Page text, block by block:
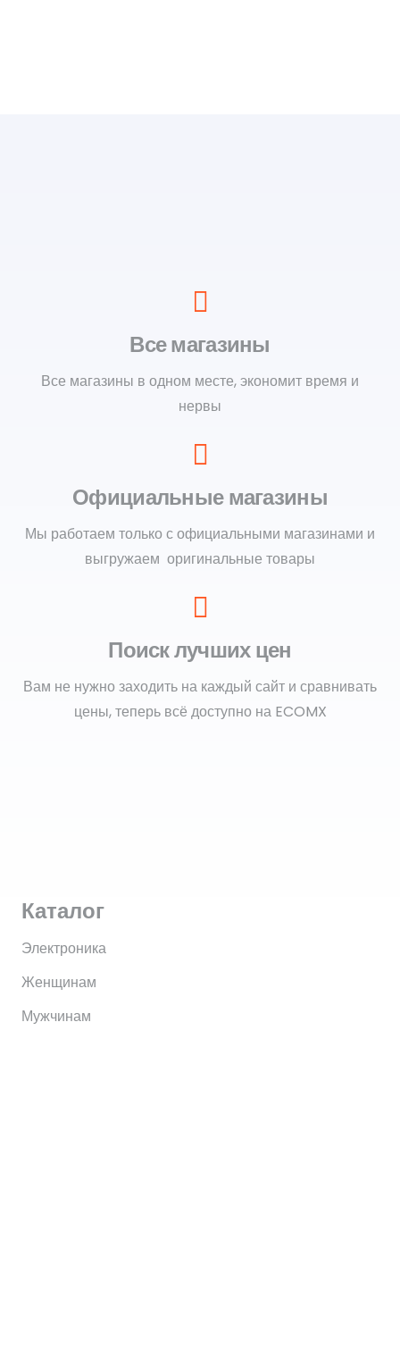
Все магазины
Все магазины в одном месте, экономит время и
нервы
Официальные магазины
Мы работаем только с официальными магазинами и
выгружаем оригинальные товары
Поиск лучших цен
Вам не нужно заходить на каждый сайт и сравнивать
цены, теперь всё доступно на ECOMX
Каталог
Электроника
Женщинам
Мужчинам